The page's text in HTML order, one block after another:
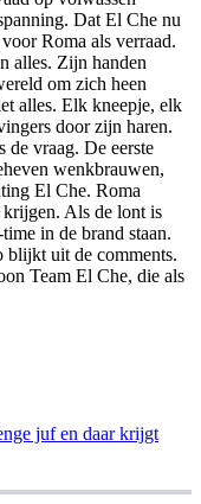
Dat El Che nu
Roma als verraad.
alles. Zijn handen
om zich heen
alles. Elk kneepje, elk
door zijn haren.
de vraag. De eerste
wenkbrauwen,
El Che. Roma
krijgen. Als de lont is
in de brand staan.
blijkt uit de comments.
Team El Che, die als
juf en daar krijgt